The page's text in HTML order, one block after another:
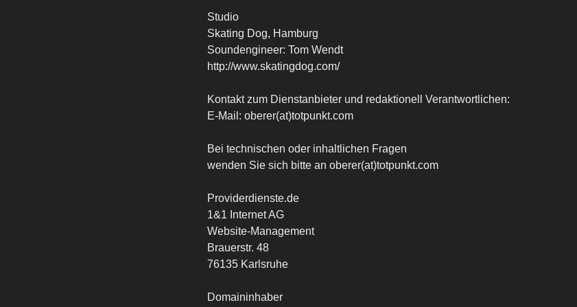
Studio
Skating Dog, Hamburg
Soundengineer: Tom Wendt
http://www.skatingdog.com/
Kontakt zum Dienstanbieter und redaktionell Verantwortlichen:
E-Mail: oberer(at)totpunkt.com
Bei technischen oder inhaltlichen Fragen
wenden Sie sich bitte an oberer(at)totpunkt.com
Providerdienste.de
1&1 Internet AG
Website-Management
Brauerstr. 48
76135 Karlsruhe
Domaininhaber